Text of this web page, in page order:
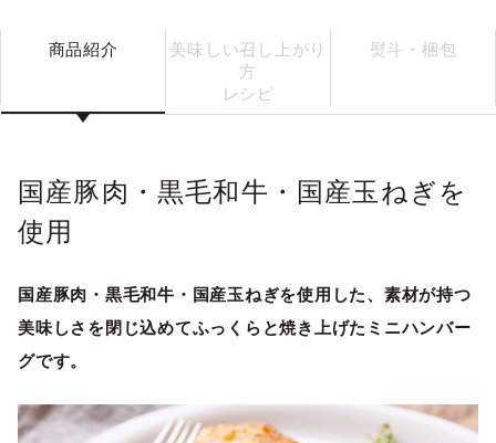
商品紹介
美味しい召し上がり
方
レシピ
熨斗・梱包
国産豚肉・黒毛和牛・国産玉ねぎを
使用
国産豚肉・黒毛和牛・国産玉ねぎを使用した、素材が持つ
美味しさを閉じ込めてふっくらと焼き上げたミニハンバー
グです。